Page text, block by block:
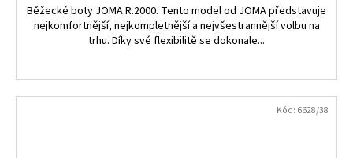
Běžecké boty JOMA R.2000. Tento model od JOMA představuje
nejkomfortnější, nejkompletnější a nejvšestrannější volbu na
trhu. Díky své flexibilitě se dokonale...
Kód: 6628/38